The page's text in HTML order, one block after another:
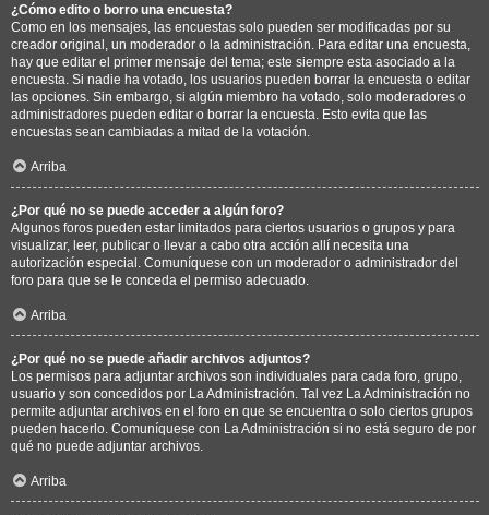
¿Cómo edito o borro una encuesta?
Como en los mensajes, las encuestas solo pueden ser modificadas por su
creador original, un moderador o la administración. Para editar una encuesta,
hay que editar el primer mensaje del tema; este siempre esta asociado a la
encuesta. Si nadie ha votado, los usuarios pueden borrar la encuesta o editar
las opciones. Sin embargo, si algún miembro ha votado, solo moderadores o
administradores pueden editar o borrar la encuesta. Esto evita que las
encuestas sean cambiadas a mitad de la votación.
Arriba
¿Por qué no se puede acceder a algún foro?
Algunos foros pueden estar limitados para ciertos usuarios o grupos y para
visualizar, leer, publicar o llevar a cabo otra acción allí necesita una
autorización especial. Comuníquese con un moderador o administrador del
foro para que se le conceda el permiso adecuado.
Arriba
¿Por qué no se puede añadir archivos adjuntos?
Los permisos para adjuntar archivos son individuales para cada foro, grupo,
usuario y son concedidos por La Administración. Tal vez La Administración no
permite adjuntar archivos en el foro en que se encuentra o solo ciertos grupos
pueden hacerlo. Comuníquese con La Administración si no está seguro de por
qué no puede adjuntar archivos.
Arriba